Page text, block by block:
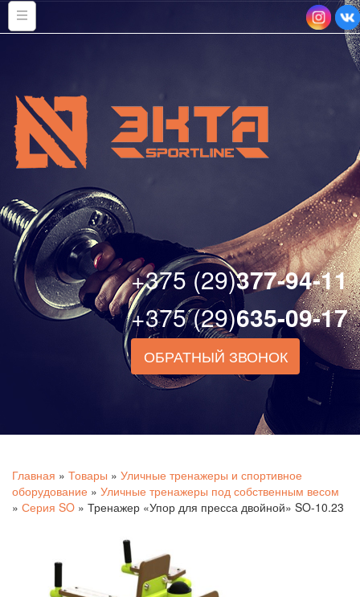
+375 (29)377-94-11
+375 (29)635-09-17
ОБРАТНЫЙ ЗВОНОК
Главная » Товары » Уличные тренажеры и спортивное
оборудование » Уличные тренажеры под собственным весом
» Серия SO » Тренажер «Упор для пресса двойной» SO-10.23